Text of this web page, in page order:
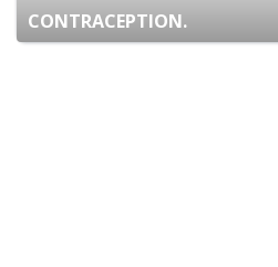
CONTRACEPTION.